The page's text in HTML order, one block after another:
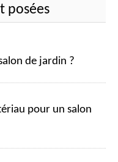
posées
de jardin ?
pour un salon